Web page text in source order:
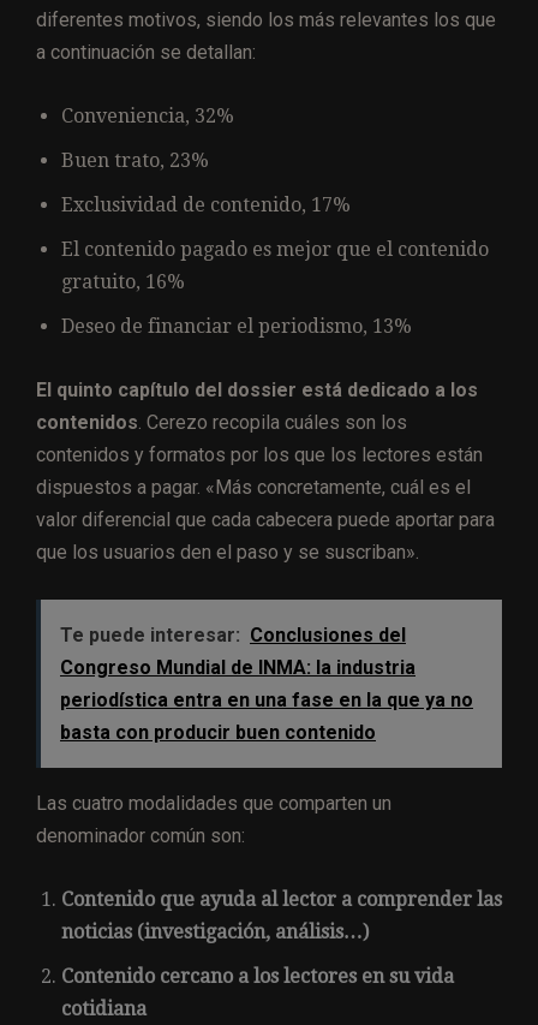
diferentes motivos, siendo los más relevantes los que
a continuación se detallan:
Conveniencia, 32%
Buen trato, 23%
Exclusividad de contenido, 17%
El contenido pagado es mejor que el contenido
gratuito, 16%
Deseo de financiar el periodismo, 13%
El quinto capítulo del dossier está dedicado a los
contenidos . Cerezo recopila cuáles son los
contenidos y formatos por los que los lectores están
dispuestos a pagar. «Más concretamente, cuál es el
valor diferencial que cada cabecera puede aportar para
que los usuarios den el paso y se suscriban».
Te puede interesar: Conclusiones del
Congreso Mundial de INMA: la industria
periodística entra en una fase en la que ya no
basta con producir buen contenido
Las cuatro modalidades que comparten un
denominador común son:
Contenido que ayuda al lector a comprender las
noticias (investigación, análisis…)
Contenido cercano a los lectores en su vida
cotidiana